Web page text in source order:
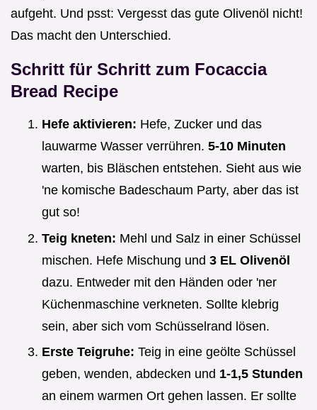
aufgeht. Und psst: Vergesst das gute Olivenöl nicht!
Das macht den Unterschied.
Schritt für Schritt zum Focaccia
Bread Recipe
Hefe aktivieren: Hefe, Zucker und das
lauwarme Wasser verrühren. 5-10 Minuten
warten, bis Bläschen entstehen. Sieht aus wie
'ne komische Badeschaum Party, aber das ist
gut so!
Teig kneten: Mehl und Salz in einer Schüssel
mischen. Hefe Mischung und 3 EL Olivenöl
dazu. Entweder mit den Händen oder 'ner
Küchenmaschine verkneten. Sollte klebrig
sein, aber sich vom Schüsselrand lösen.
Erste Teigruhe: Teig in eine geölte Schüssel
geben, wenden, abdecken und 1-1,5 Stunden
an einem warmen Ort gehen lassen. Er sollte